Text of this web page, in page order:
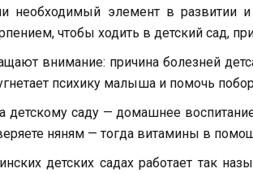
необходимый элемент в развитии
чтобы ходить в детский сад,
внимание: причина болезней
психику малыша и помочь
детскому саду — домашнее
няням — тогда витамины в
детских садах работает так